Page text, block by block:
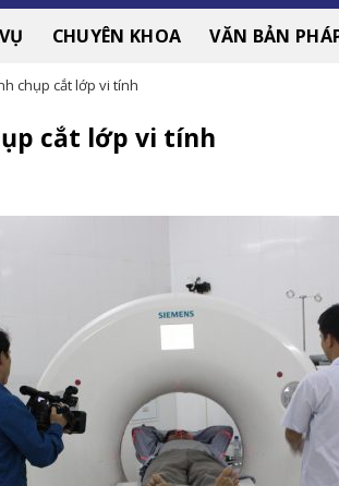
CHUYÊN KHOA VĂN BẢN
chụp cắt lớp vi tính
cắt lớp vi tính
cho gói thầu thay thế
nước phục vụ công
tại trung tâm y tế khu
2026 Tải xuống
Thư
ống soi
Ngày